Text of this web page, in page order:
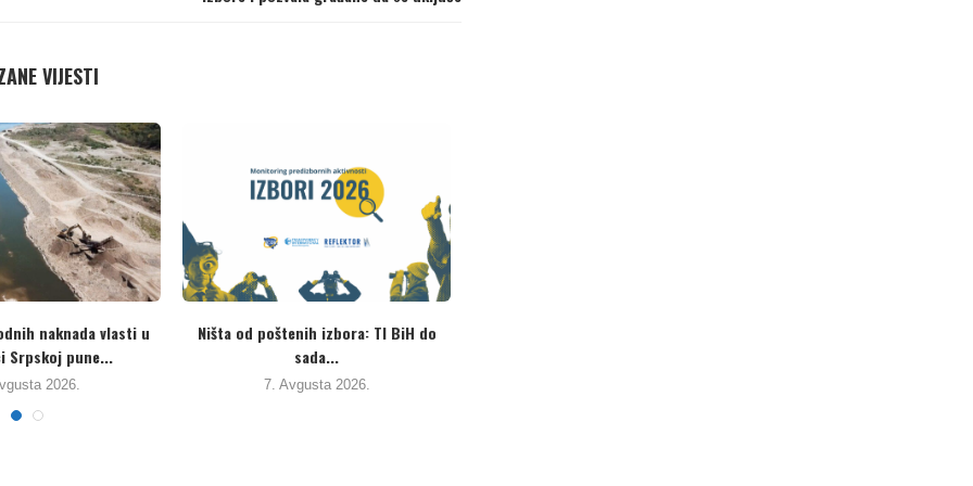
VIJESTI
interesima građana i
Ustavnog suda, vlast...
4. Avgusta 2026.
Potpisani Protokol o registrima
ispuštanja i prenosu zagađujućih...
3. Avgusta 2026.